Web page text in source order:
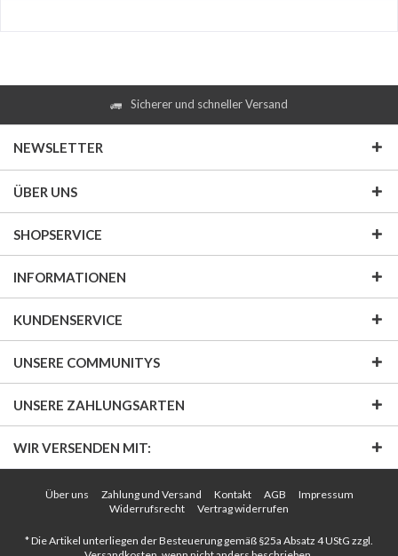
Sicherer und schneller Versand
NEWSLETTER
ÜBER UNS
SHOPSERVICE
INFORMATIONEN
KUNDENSERVICE
UNSERE COMMUNITYS
UNSERE ZAHLUNGSARTEN
WIR VERSENDEN MIT:
Über uns Zahlung und Versand Kontakt AGB
Impressum
Widerrufsrecht
Vertrag widerrufen
* Die Artikel unterliegen der Besteuerung gemäß §25a Absatz 4 UStG zzgl.